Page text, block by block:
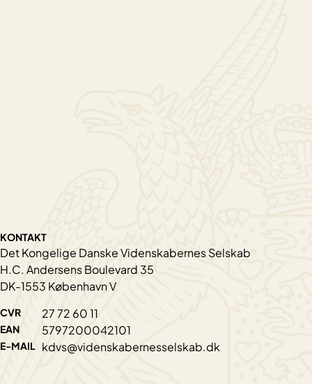
KONTAKT
Det Kongelige Danske Videnskabernes Selskab
H.C. Andersens Boulevard 35
DK-1553 København V
CVR 27 72 60 11
EAN 5797200042101
E-MAIL kdvs@videnskabernesselskab.dk